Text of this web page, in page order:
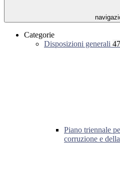
Categorie
Disposizioni generali 47
Piano triennale
corruzione e